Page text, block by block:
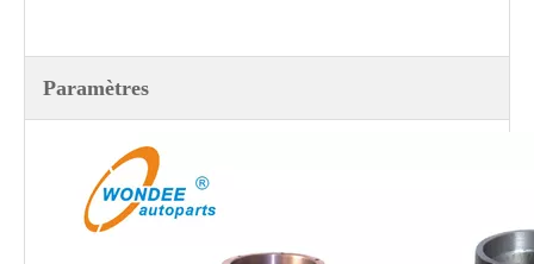
42411-1842, 6803-2305, 40203-90104,
43204-90545, 43204-90106, 43204-90071,
21204562, 52020-01, 53033-01 / 018,
786222H, 786201h, 3104016
Rouge, noir, gris, bleu, etc.
IATF 16949, ISO9001-2015, GB / T37336-
2019
TT, LC, DP
Environ 15 ~ 20 jours ouvrables
1 unité
Paramètres